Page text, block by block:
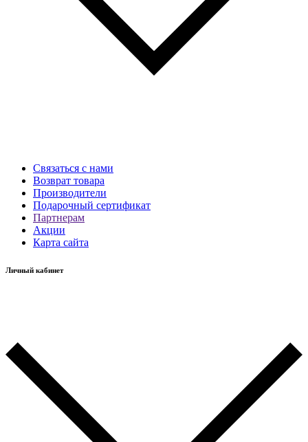
Связаться с нами
Возврат товара
Производители
Подарочный сертификат
Партнерам
Акции
Карта сайта
Личный кабинет